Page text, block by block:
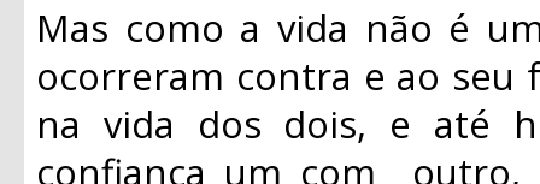
Mas como a vida não é
ocorreram contra e ao seu
na vida dos dois, e até
confiança um com